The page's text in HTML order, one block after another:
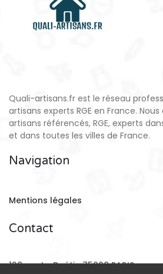
Quali-artisans.fr est le réseau
artisans experts RGE en France.
artisans référencés, RGE, experts
et dans toutes les villes de France.
Navigation
Mentions légales
Contact
128 rue La Boétie 75008 PARIS